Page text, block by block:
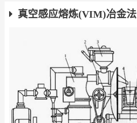
真空感应熔炼(VIM)冶金法